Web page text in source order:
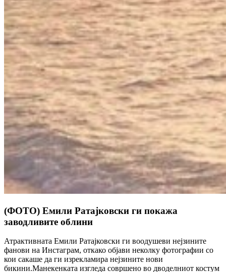
(ФОТО) Емили Ратајковски ги покажа
заводливите облини
Атрактивната Емили Ратајковски ги воодушеви нејзините
фанови на Инстаграм, откако објави неколку фотографии со
кои сакаше да ги изрекламира нејзините нови
бикини.Манекенката изгледа совршено во дводелниот костум